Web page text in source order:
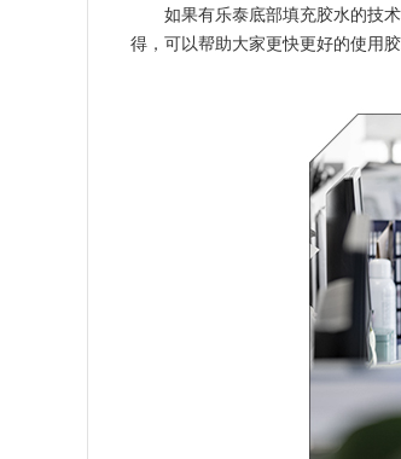
如果有乐泰底部填充胶水的技
得，可以帮助大家更快更好的使用